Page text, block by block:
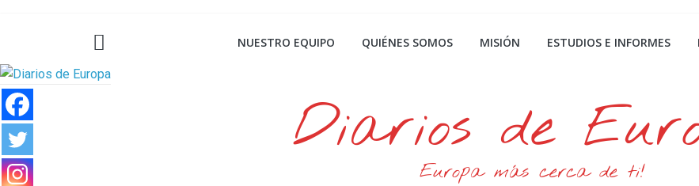
NUESTRO EQUIPO QUIÉNES SOMOS MISIÓN ESTUDIOS E INFORMES
Diarios de
Europa más cerca de ti!